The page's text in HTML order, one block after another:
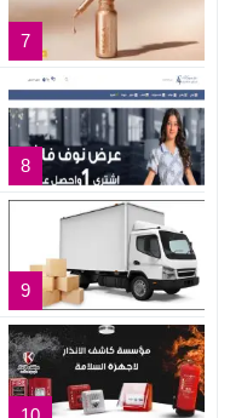
7
8
9